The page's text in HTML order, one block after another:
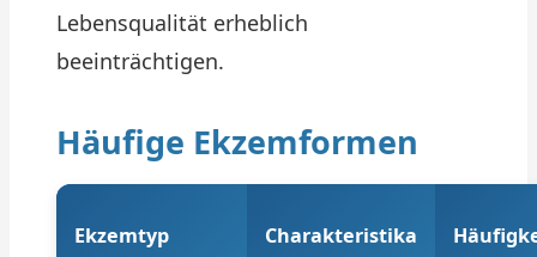
Lebensqualität erheblich
beeinträchtigen.
Häufige Ekzemformen
Ekzemtyp Charakteristika